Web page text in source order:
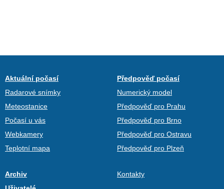
Aktuální počasí
Radarové snímky
Meteostanice
Počasí u vás
Webkamery
Teplotní mapa
Předpověď počasí
Numerický model
Předpověď pro Prahu
Předpověď pro Brno
Předpověď pro Ostravu
Předpověď pro Plzeň
Archiv
Kontakty